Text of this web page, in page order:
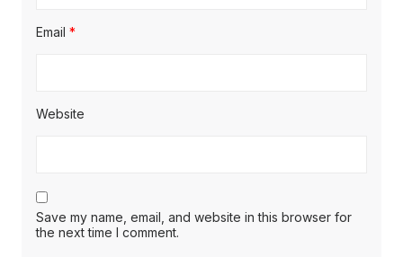
Email *
Website
Save my name, email, and website in this browser for
the next time I comment.